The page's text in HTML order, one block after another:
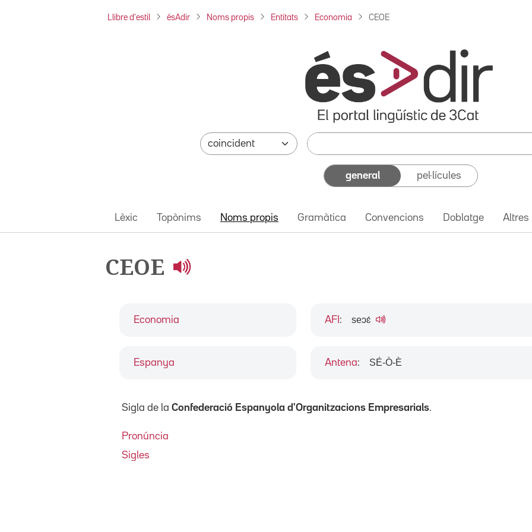
Llibre d'estil ésAdir Noms propis Entitats Economia CEOE
general pel·lícules
Lèxic Topònims Noms propis Gramàtica Convencions Doblatge Altres
CEOE
Economia
Espanya
AFI : seɔɛ́
Antena: SÉ-Ò-È
Sigla de la Confederació Espanyola d'Organitzacions Empresarials.
Pronúncia
Sigles